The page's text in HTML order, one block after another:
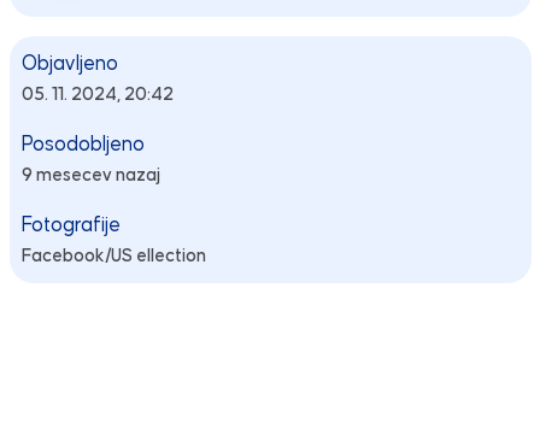
Objavljeno
05. 11. 2024, 20:42
Posodobljeno
9 mesecev nazaj
Fotografije
Facebook/US ellection